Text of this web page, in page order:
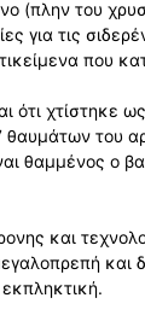
(πλην του
για τις
που
ότι χτίστηκε
του
θαμμένος ο
και
και